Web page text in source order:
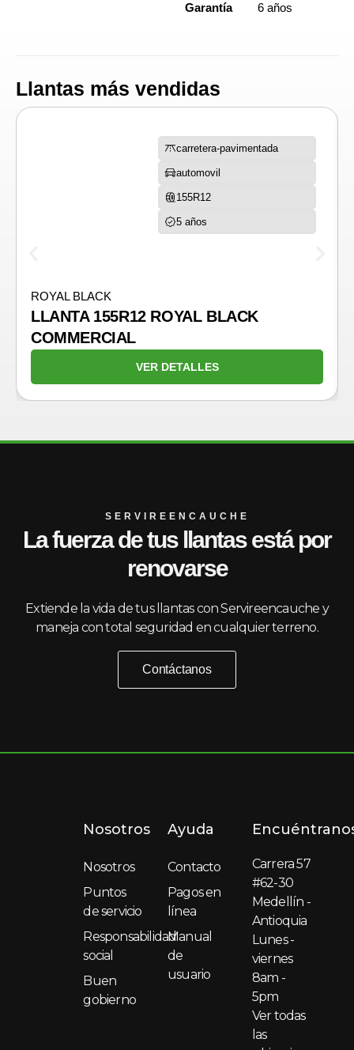
Garantía 6 años
Llantas más vendidas
carretera-pavimentada
automovil
155R12
5 años
ROYAL BLACK
LLANTA 155R12 ROYAL BLACK
COMMERCIAL
VER DETALLES
SERVIREENCAUCHE
La fuerza de tus llantas está por
renovarse
Extiende la vida de tus llantas con Servireencauche y
maneja con total seguridad en cualquier terreno.
Contáctanos
Nosotros
Nosotros
Puntos
de servicio
Responsabilidad
social
Buen
gobierno
Ayuda
Contacto
Pagos en
línea
Manual
de
usuario
Carrera 57
#62-30
Medellín -
Antioquia
Lunes -
viernes
8am -
5pm
Ver todas
las